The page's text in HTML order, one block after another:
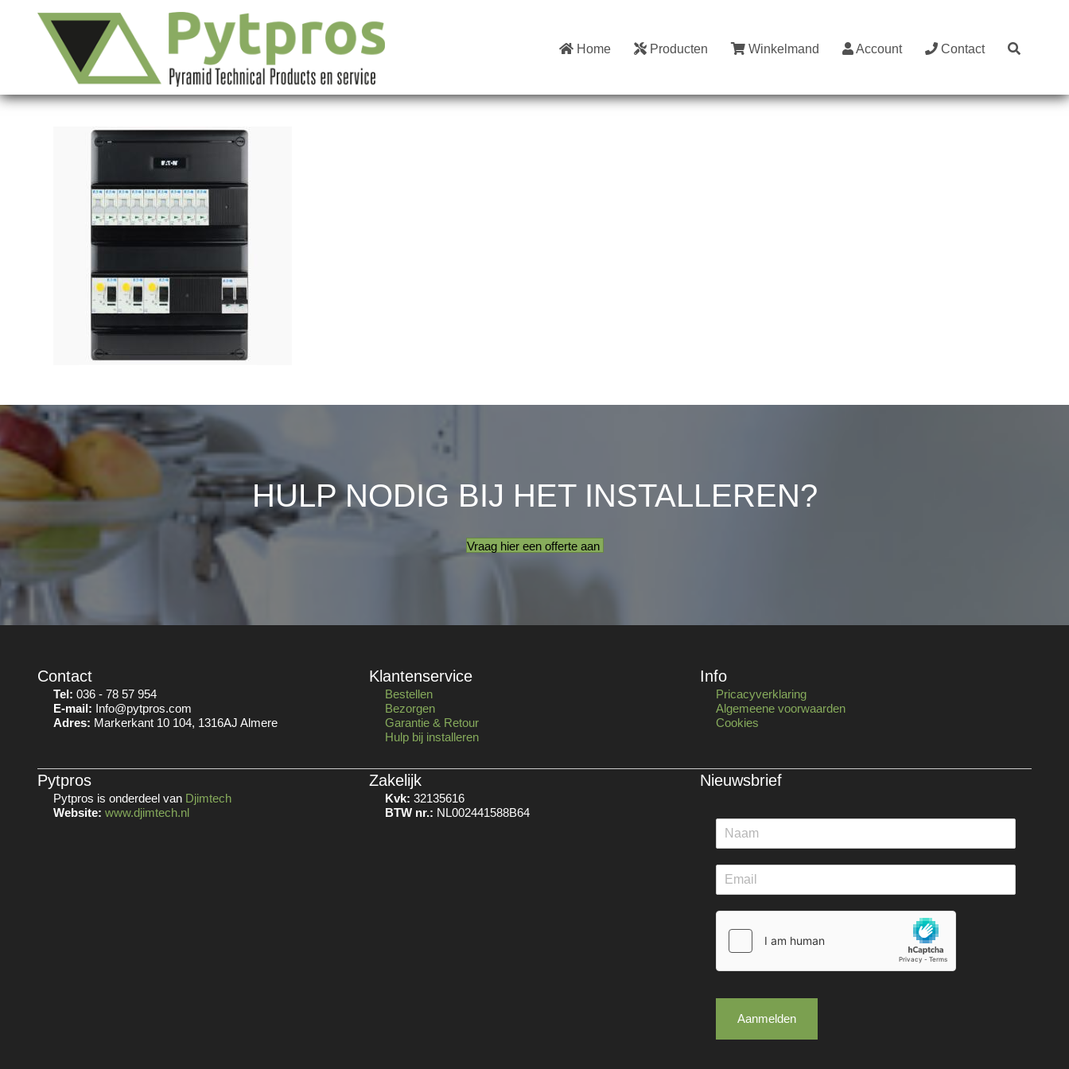
Home Producten Winkelmand Account Contact
HULP NODIG BIJ HET INSTALLEREN?
Vraag hier een offerte aan
Contact
Tel: 036 - 78 57 954
E-mail: Info@pytpros.com
Adres: Markerkant 10 104, 1316AJ Almere
Klantenservice
Bestellen
Bezorgen
Garantie & Retour
Hulp bij installeren
Info
Pricacyverklaring
Algemeene voorwaarden
Cookies
Pytpros
Pytpros is onderdeel van Djimtech
Website: www.djimtech.nl
Zakelijk
Kvk: 32135616
BTW nr.: NL002441588B64
Nieuwsbrief
Aanmelden